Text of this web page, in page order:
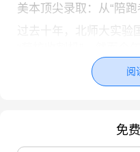
美本顶尖录取：从“陪跑
过去十年，北师大实验
麻”级别录取，与北师
——海淀区
十一学校国际部压制；
阅
免